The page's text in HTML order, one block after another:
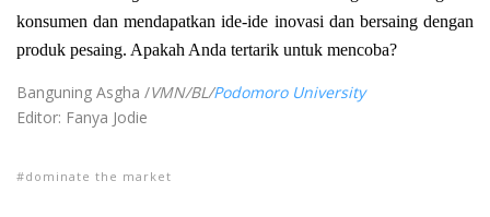
konsumen dan mendapatkan ide-ide inovasi dan bersaing dengan
produk pesaing. Apakah Anda tertarik untuk mencoba?
Banguning Asgha /VMN/BL/Podomoro University
Editor: Fanya Jodie
dominate the market